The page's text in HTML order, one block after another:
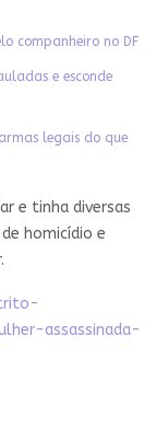
companheiro no DF
e esconde
legais do que
e tinha diversas
homicídio e
assassinada-